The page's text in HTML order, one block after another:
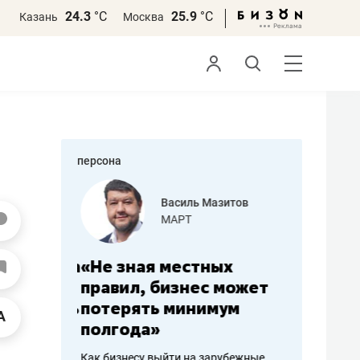
Казань 24.3 °С Москва 25.9 °С
персона
работа
Василь Мазитов
МАРТ
«Не зная местных
правил, бизнес может
потерять минимум
полгода»